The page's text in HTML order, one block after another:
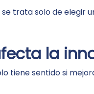
trata solo de elegir
la
tiene sentido si